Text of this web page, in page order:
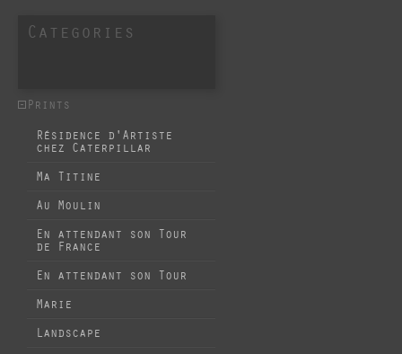
Categories
Prints
Résidence d'Artiste
chez Caterpillar
Ma Titine
Au Moulin
En attendant son Tour
de France
En attendant son Tour
Marie
Landscape